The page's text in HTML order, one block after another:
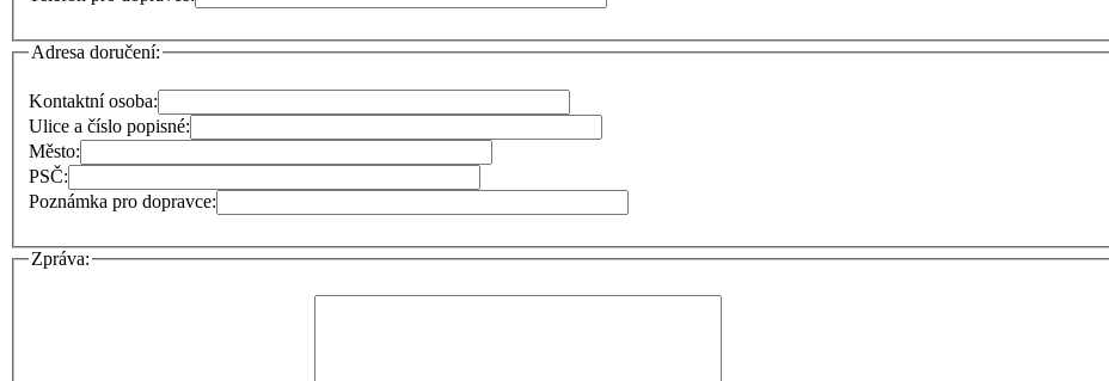
Adresa doručení:
Kontaktní osoba:
Ulice a číslo popisné:
Město:
PSČ:
Poznámka pro dopravce:
Zpráva: